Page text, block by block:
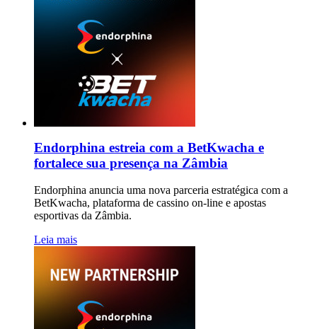
Endorphina estreia com a BetKwacha e
fortalece sua presença na Zâmbia
Endorphina anuncia uma nova parceria estratégica com a
BetKwacha, plataforma de cassino on-line e apostas
esportivas da Zâmbia.
Leia mais